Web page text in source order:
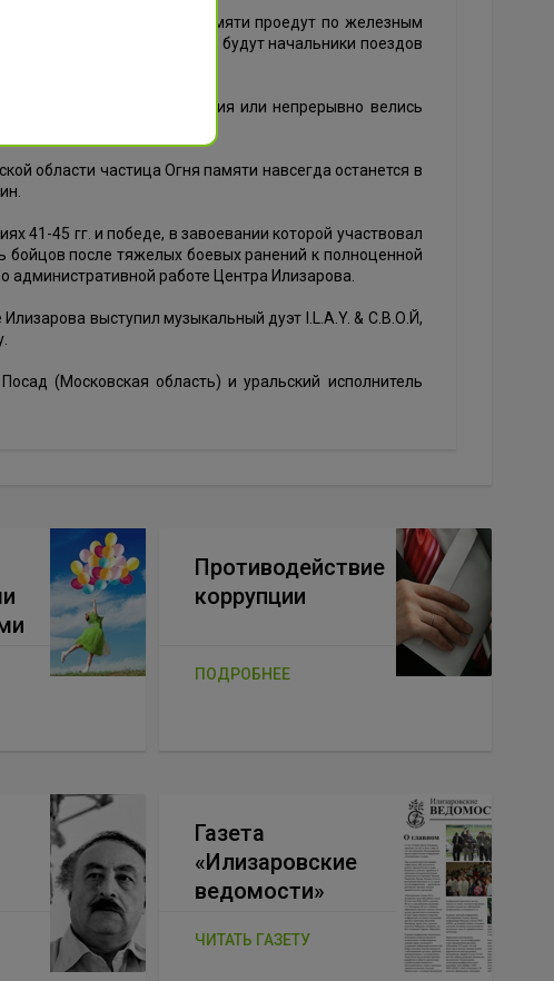
памяти». Частицы огня памяти проедут по железным
в руки, сопровождать его будут начальники поездов
полыхали великие сражения или непрерывно велись
области частица Огня памяти навсегда останется в
41-45 гг. и победе, в завоевании которой участвовал
бойцов после тяжелых боевых ранений к полноценной
административной работе Центра Илизарова.
выступил музыкальный дуэт I.L.A.Y. & С.В.О.Й,
(Московская область) и уральский исполнитель
Противодействие
коррупции
ПОДРОБНЕЕ
Газета
«Илизаровские
ведомости»
ЧИТАТЬ ГАЗЕТУ